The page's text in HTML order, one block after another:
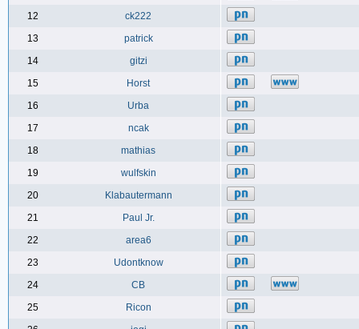
12
ck222
13
patrick
14
gitzi
15
Horst
16
Urba
17
ncak
18
mathias
19
wulfskin
20
Klabautermann
21
Paul Jr.
22
area6
23
Udontknow
24
CB
25
Ricon